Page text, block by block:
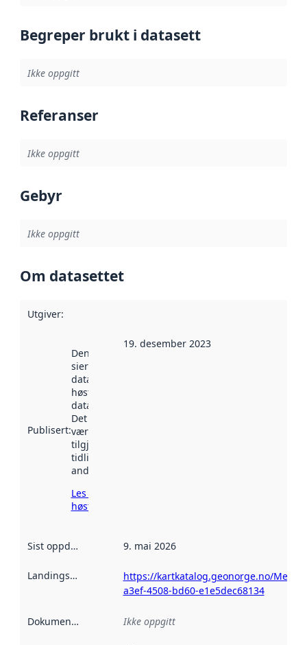
Begreper brukt i datasett
Ikke oppgitt
Referanser
Ikke oppgitt
Gebyr
Ikke oppgitt
Om datasettet
Utgiver:
Publisert:
Denne datoen
sier når
datasettet ble
høstet av
data.norge.no.
Det kan ha
vært
tilgjengelig
tidligere
andre steder.
Les mer om
høsting her
19. desember 2023
Sist oppdatert 9. mai 2026
Landingsside
https://kartkatalog.geonorge.no/
a3ef-4508-bd60-e1e5dec68134
Dokumentasjon Ikke oppgitt